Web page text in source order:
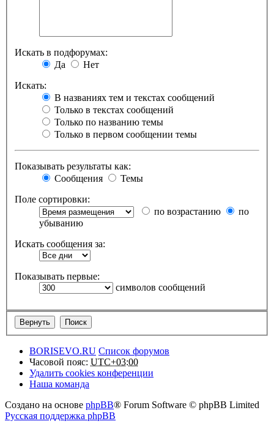
Искать в подфорумах:
Да
Нет
Искать:
В названиях тем и текстах сообщений
Только в текстах сообщений
Только по названию темы
Только в первом сообщении темы
Показывать результаты как:
Сообщения
Темы
Поле сортировки:
по возрастанию
по
убыванию
Искать сообщения за:
Показывать первые:
символов сообщений
BORISEVO.RU Список форумов
Часовой пояс: UTC+03:00
Удалить cookies конференции
Наша команда
Создано на основе phpBB® Forum Software © phpBB Limited
Русская поддержка phpBB